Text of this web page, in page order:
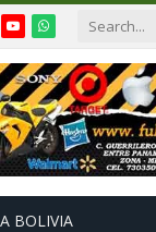
YouTubeWhatsApp
BOLIVIA